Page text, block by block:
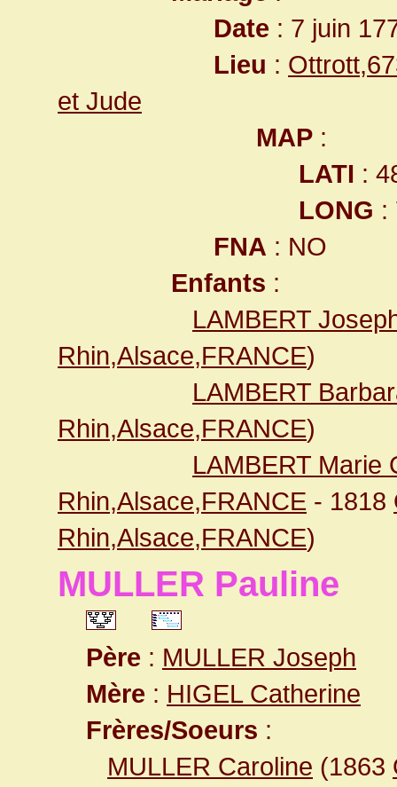
Date : 7 juin
Lieu :
et Jude
MAP :
LATI :
LONG :
FNA : NO
Enfants :
LAMBERT
Rhin,Alsace,FRANCE)
LAMBERT
Rhin,Alsace,FRANCE)
LAMBERT Marie
Rhin,Alsace,FRANCE - 1818
Rhin,Alsace,FRANCE)
MULLER Pauline
Père : MULLER Joseph
Mère : HIGEL Catherine
Frères/Soeurs :
MULLER Caroline (1863